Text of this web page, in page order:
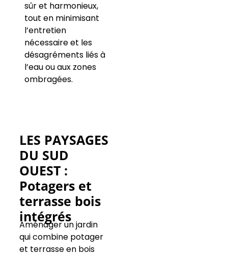
sûr et harmonieux,
tout en minimisant
l’entretien
nécessaire et les
désagréments liés à
l’eau ou aux zones
ombragées.
LES PAYSAGES
DU SUD
OUEST :
Potagers et
terrasse bois
intégrés
Aménager un jardin
qui combine potager
et terrasse en bois